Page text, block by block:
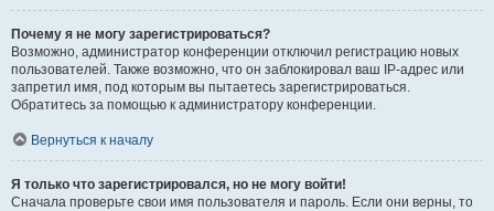
Почему я не могу зарегистрироваться?
Возможно, администратор конференции отключил регистрацию новых
пользователей. Также возможно, что он заблокировал ваш IP-адрес или
запретил имя, под которым вы пытаетесь зарегистрироваться.
Обратитесь за помощью к администратору конференции.
Вернуться к началу
Я только что зарегистрировался, но не могу войти!
Сначала проверьте свои имя пользователя и пароль. Если они верны, то